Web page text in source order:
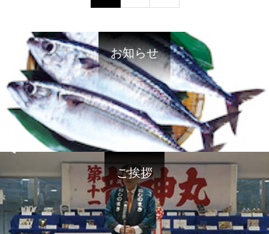
お知らせ
ご挨拶